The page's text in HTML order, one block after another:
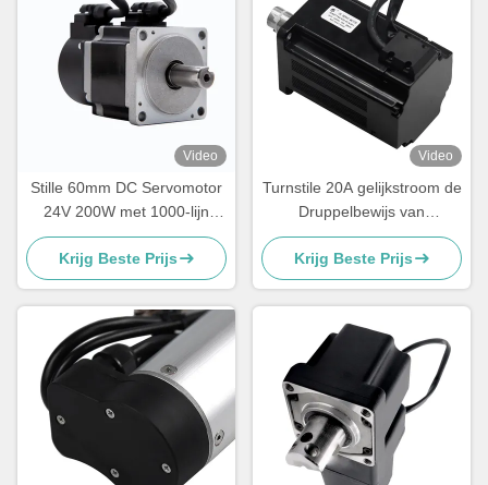
Video
Stille 60mm DC Servomotor
24V 200W met 1000-lijn
Incrementele Encoder voor
Schuifdraaihek
Krijg Beste Prijs
Video
Turnstile 20A gelijkstroom de
Druppelbewijs van
Servomotor48v 750W 2500
Lijnen
Krijg Beste Prijs